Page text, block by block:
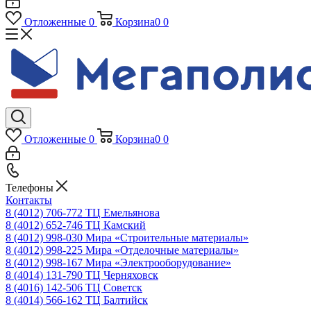
Отложенные 0 Корзина0 0
Отложенные 0 Корзина0 0
Телефоны
Контакты
8 (4012) 706-772 ТЦ Емельянова
8 (4012) 652-746 ТЦ Камский
8 (4012) 998-030 Мира «Строительные материалы»
8 (4012) 998-225 Мира «Отделочные материалы»
8 (4012) 998-167 Мира «Электрооборудование»
8 (4014) 131-790 ТЦ Черняховск
8 (4016) 142-506 ТЦ Советск
8 (4014) 566-162 ТЦ Балтийск